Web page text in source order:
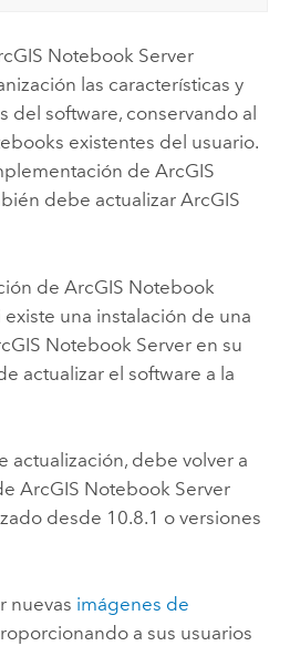
Notebook Server
las características y
del software, conservando al
existentes del usuario.
de ArcGIS
debe actualizar ArcGIS
de ArcGIS Notebook
existe una instalación de una
Notebook Serveren su
actualizar el software a la
actualización, debe volver a
ArcGIS Notebook Server
desde 10.8.1 o versiones
nuevas imágenes de
a sus usuarios